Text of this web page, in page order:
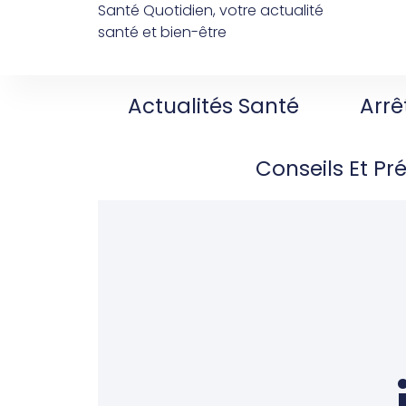
Santé Quotidien, votre actualité
santé et bien-être
Actualités Santé
Conseils Et